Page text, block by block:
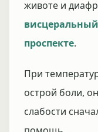
животе и
проспекте.
При
острой боли,
слабости